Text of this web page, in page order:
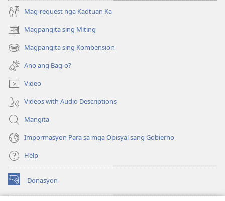
Mag-request nga Kadtuan Ka
Magpangita sing Miting
(opens
new
window)
Magpangita sing Kombension
(opens
new
window)
Ano ang Bag-o?
Video
Videos with Audio Descriptions
Mangita
Impormasyon Para sa mga Opisyal sang Gobierno
Help
Donasyon
(opens
new